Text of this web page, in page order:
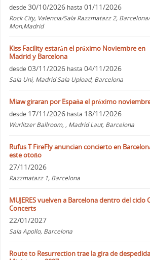
desde 30/10/2026 hasta 01/11/2026
Rock City, Valencia/Sala Razzmatazz 2,
Mon,Madrid
Kiss Facility estarán el próximo Noviembre en
Madrid y Barcelona
desde 03/11/2026 hasta 04/11/2026
Sala Uni, Madrid Sala Upload, Barcelona
Miaw giraran por España el próximo
desde 17/11/2026 hasta 18/11/2026
Wurlitzer Ballroom, , Madrid Laut, Barcelona
Rufus T FireFly anuncian concierto en
este otoño
27/11/2026
Razzmatazz 1, Barcelona
MUJERES vuelven a Barcelona dentro del ciclo
Concerts
22/01/2027
Sala Apollo, Barcelona
Route to Resurrection trae la gira de